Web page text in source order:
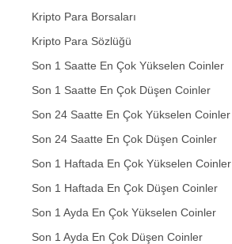
Kripto Para Borsaları
Kripto Para Sözlüğü
Son 1 Saatte En Çok Yükselen Coinler
Son 1 Saatte En Çok Düşen Coinler
Son 24 Saatte En Çok Yükselen Coinler
Son 24 Saatte En Çok Düşen Coinler
Son 1 Haftada En Çok Yükselen Coinler
Son 1 Haftada En Çok Düşen Coinler
Son 1 Ayda En Çok Yükselen Coinler
Son 1 Ayda En Çok Düşen Coinler